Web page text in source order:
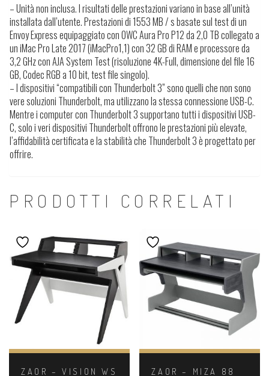
– Unità non inclusa. I risultati delle prestazioni variano in base all’unità
installata dall’utente. Prestazioni di 1553 MB / s basate sul test di un
Envoy Express equipaggiato con OWC Aura Pro P12 da 2,0 TB collegato a
un iMac Pro Late 2017 (iMacPro1,1) con 32 GB di RAM e processore da
3,2 GHz con AJA System Test (risoluzione 4K-Full, dimensione del file 16
GB, Codec RGB a 10 bit, test file singolo).
– I dispositivi “compatibili con Thunderbolt 3” sono quelli che non sono
vere soluzioni Thunderbolt, ma utilizzano la stessa connessione USB-C.
Mentre i computer con Thunderbolt 3 supportano tutti i dispositivi USB-
C, solo i veri dispositivi Thunderbolt offrono le prestazioni più elevate,
l’affidabilità certificata e la stabilità che Thunderbolt 3 è progettato per
offrire.
PRODOTTI CORRELATI
ZAOR – VISION WS
ZAOR – MIZA 88